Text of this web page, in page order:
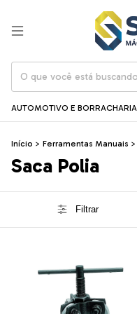
AUTOMOTIVO E BORRACHARIA
Início > Ferramentas Manuais >
Saca Polia
Filtrar